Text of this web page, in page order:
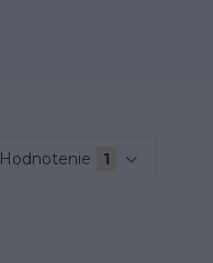
Hodnotenie 1